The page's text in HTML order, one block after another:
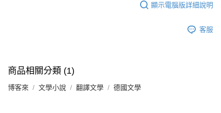
顯示電腦版詳細說明
客服
商品相關分類 (1)
博客來 文學小說 翻譯文學 德國文學